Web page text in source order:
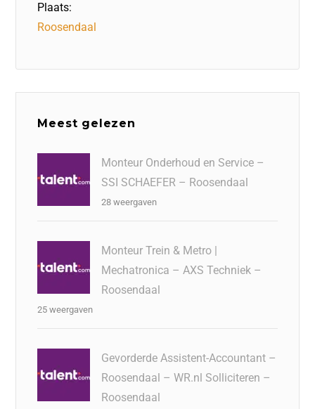
Plaats:
Roosendaal
Meest gelezen
Monteur Onderhoud en Service –
SSI SCHAEFER – Roosendaal
28 weergaven
Monteur Trein & Metro |
Mechatronica – AXS Techniek –
Roosendaal
25 weergaven
Gevorderde Assistent-Accountant –
Roosendaal – WR.nl Solliciteren –
Roosendaal